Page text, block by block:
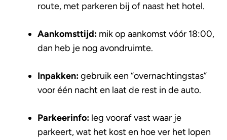
route, met parkeren bij of naast het hotel.
Aankomsttijd: mik op aankomst vóór 18:00,
dan heb je nog avondruimte.
Inpakken:gebruik een “overnachtingstas”
voor één nacht en laat de rest in de auto.
Parkeerinfo: leg vooraf vast waar je
parkeert, wat het kost en hoe ver het lopen